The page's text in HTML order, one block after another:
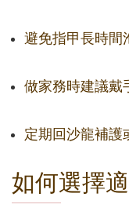
避免指甲長時間
做家務時建議戴
定期回沙龍補護
如何選擇